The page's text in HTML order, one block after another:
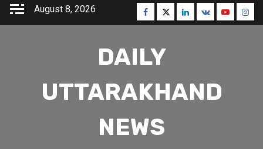
Skip
August 8, 2026 Facebook
TwitterLinkedin
VK Youtube
DAILY
UTTARAKHAND
NEWS